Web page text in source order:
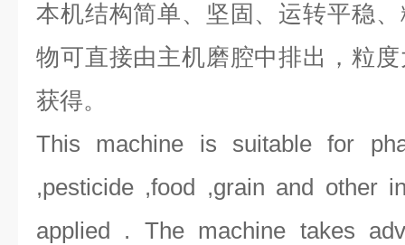
本机结构简单、坚固、运转平稳
物可直接由主机磨腔中排出，粒
获得。
This machine is suitable for
,pesticide ,food ,grain and other
applied . The machine takes